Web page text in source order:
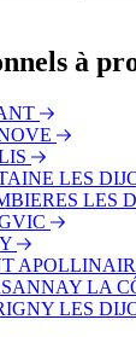
suivants :
Vincenot
du Lac
Mai
à
LES
LES
LA
LES